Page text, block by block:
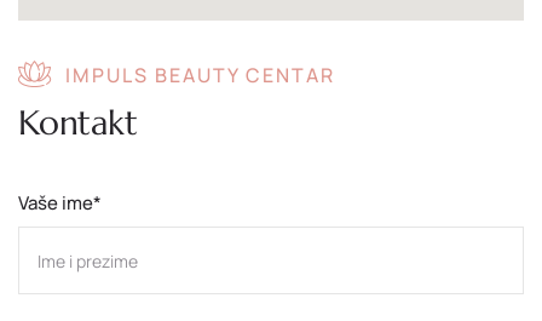
IMPULS BEAUTY CENTAR
Kontakt
Vaše ime*